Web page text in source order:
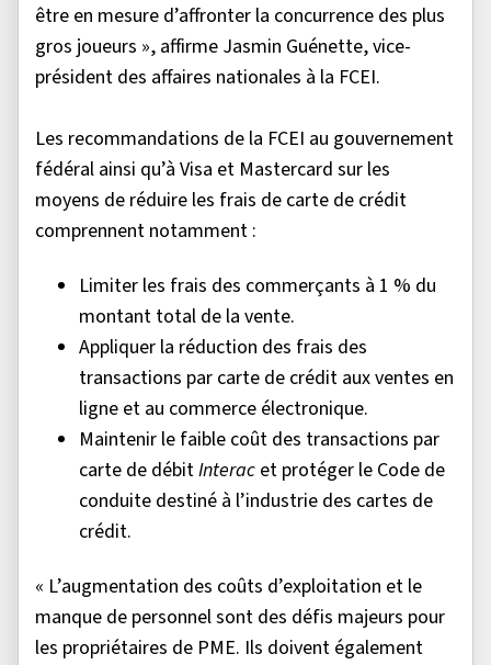
être en mesure d’affronter la concurrence des plus
gros joueurs », affirme Jasmin Guénette, vice-
président des affaires nationales à la FCEI.
Les recommandations de la FCEI au gouvernement
fédéral ainsi qu’à Visa et Mastercard sur les
moyens de réduire les frais de carte de crédit
comprennent notamment :
Limiter les frais des commerçants à 1 % du
montant total de la vente.
Appliquer la réduction des frais des
transactions par carte de crédit aux ventes en
ligne et au commerce électronique.
Maintenir le faible coût des transactions par
carte de débitInterac et protéger le Code de
conduite destiné à l’industrie des cartes de
crédit.
« L’augmentation des coûts d’exploitation et le
manque de personnel sont des défis majeurs pour
les propriétaires de PME. Ils doivent également